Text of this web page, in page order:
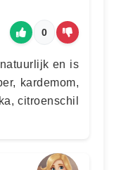
0
en is
kardemom,
citroenschil